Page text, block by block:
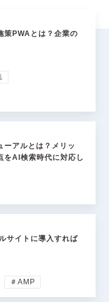
策PWAとは？企業の
ーアルとは？メリッ
をAI検索時代に対応し
サイトに導入すれば
＃AMP